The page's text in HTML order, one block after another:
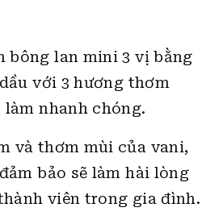
bông lan mini 3 vị bằng
với 3 hương thơm
nhanh chóng.
và thơm mùi của vani,
bảo sẽ làm hài lòng
viên trong gia đình.